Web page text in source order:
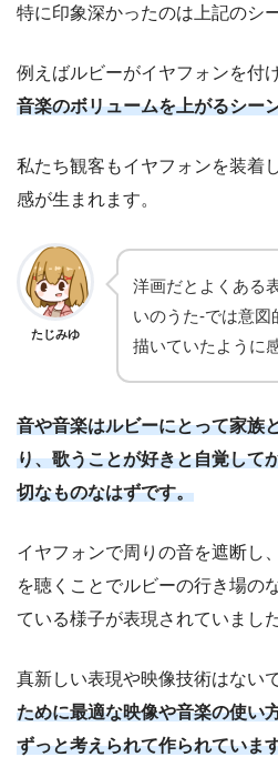
特に印象深かったのは上記のシ
例えばルビーがイヤフォンを付
音楽のボリュームを上がるシー
私たち観客もイヤフォンを装着
感が生まれます。
たじみゆ
洋画だとよくある
いのうた-では意図
描いていたように
音や音楽はルビーにとって家族
り、歌うことが好きと自覚して
切なものなはずです。
イヤフォンで周りの音を遮断し
を聴くことでルビーの行き場の
ている様子が表現されていました
真新しい表現や映像技術はない
ために最適な映像や音楽の使い
ずっと考えられて作られていま